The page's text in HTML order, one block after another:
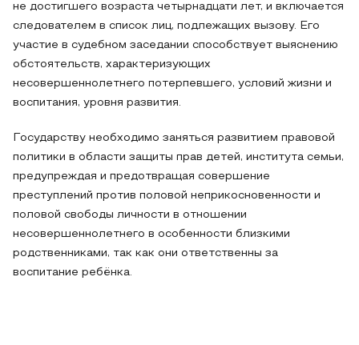
не достигшего возраста четырнадцати лет, и включается
следователем в список лиц, подлежащих вызову. Его
участие в судебном заседании способствует выяснению
обстоятельств, характеризующих
несовершеннолетнего потерпевшего, условий жизни и
воспитания, уровня развития.
Государству необходимо заняться развитием правовой
политики в области защиты прав детей, института семьи,
предупреждая и предотвращая совершение
преступлений против половой неприкосновенности и
половой свободы личности в отношении
несовершеннолетнего в особенности близкими
родственниками, так как они ответственны за
воспитание ребёнка.